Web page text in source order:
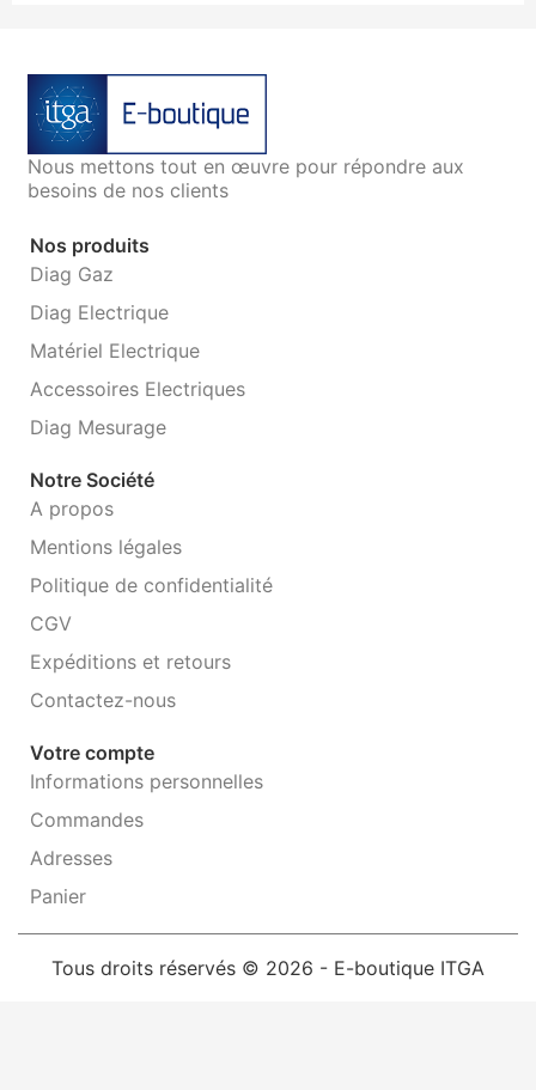
Nous mettons tout en œuvre pour répondre aux
besoins de nos clients
Nos produits
Diag Gaz
Diag Electrique
Matériel Electrique
Accessoires Electriques
Diag Mesurage
Notre Société
A propos
Mentions légales
Politique de confidentialité
CGV
Expéditions et retours
Contactez-nous
Votre compte
Informations personnelles
Commandes
Adresses
Panier
Tous droits réservés © 2026 - E-boutique ITGA